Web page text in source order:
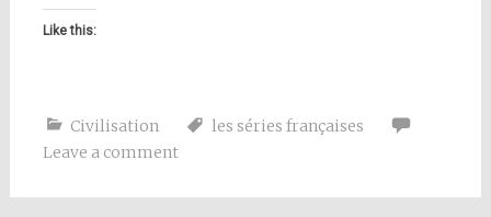
Like this:
Civilisation
les séries françaises
Leave a comment